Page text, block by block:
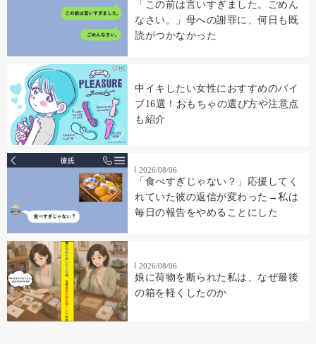
「この前は言いすぎました。ごめん
なさい。」母への謝罪に、何日も既
読がつかなかった
中イキしたい女性におすすめのバイ
ブ16選！おもちゃの選び方や注意点
も紹介
2026/08/06
「食べすぎじゃない？」応援してく
れていた彼の返信が変わった→私は
毎日の報告をやめることにした
2026/08/06
娘に荷物を断られた私は、なぜ最後
の箱を軽くしたのか